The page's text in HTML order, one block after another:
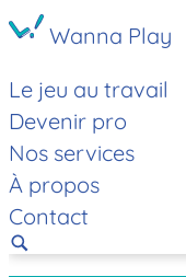
Wanna Play
Le jeu au travail
Devenir pro
Nos services
À propos
Contact